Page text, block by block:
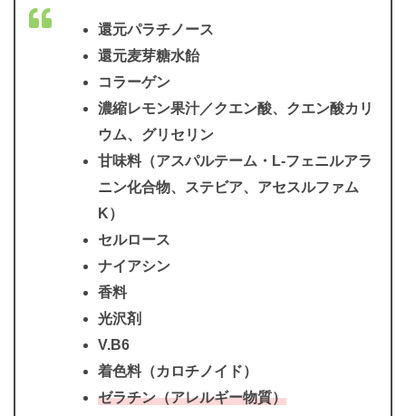
還元パラチノース
還元麦芽糖水飴
コラーゲン
濃縮レモン果汁／クエン酸、クエン酸カリ
ウム、グリセリン
甘味料（アスパルテーム・L-フェニルアラ
ニン化合物、ステビア、アセスルファム
K）
セルロース
ナイアシン
香料
光沢剤
V.B6
着色料（カロチノイド）
ゼラチン（アレルギー物質）